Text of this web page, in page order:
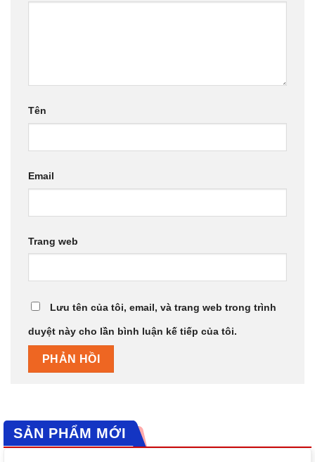
Tên
Email
Trang web
Lưu tên của tôi, email, và trang web trong trình
duyệt này cho lần bình luận kế tiếp của tôi.
SẢN PHẨM MỚI